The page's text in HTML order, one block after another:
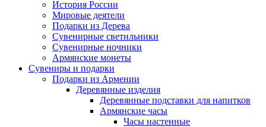
История России
Мировые деятели
Подарки из Дерева
Сувенирные светильники
Сувенирные ночники
Армянские монеты
Сувениры и подарки
Подарки из Армении
Деревянные изделия
Деревянные подставки для напитков
Армянские часы
Часы настенные